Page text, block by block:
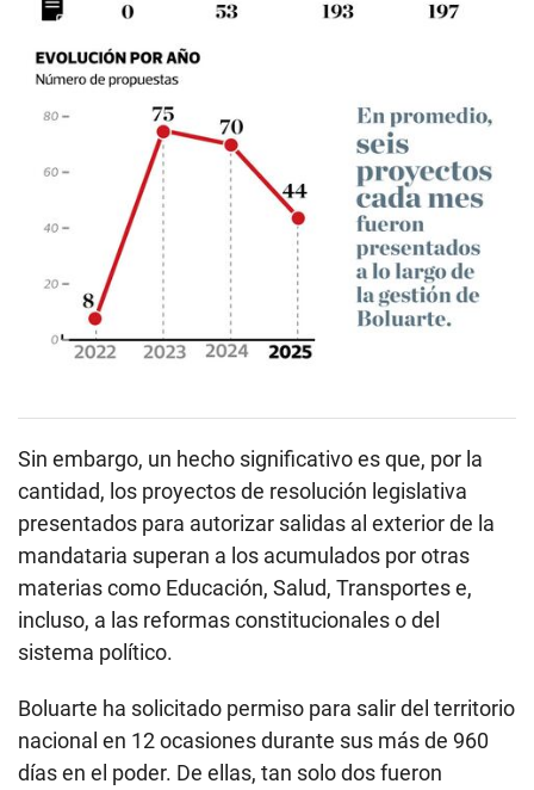
Sin embargo, un hecho significativo es que, por la
cantidad, los proyectos de resolución legislativa
presentados para autorizar salidas al exterior de la
mandataria superan a los acumulados por otras
materias como Educación, Salud, Transportes e,
incluso, a las reformas constitucionales o del
sistema político.
Boluarte ha solicitado permiso para salir del territorio
nacional en 12 ocasiones durante sus más de 960
días en el poder. De ellas, tan solo dos fueron